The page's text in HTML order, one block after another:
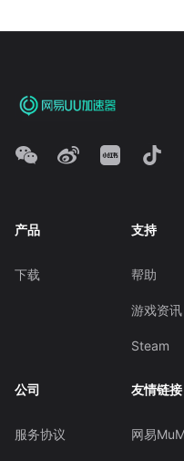
产品
下载
支持
帮助
游戏资讯
Steam
公司
服务协议
友情链接
网易